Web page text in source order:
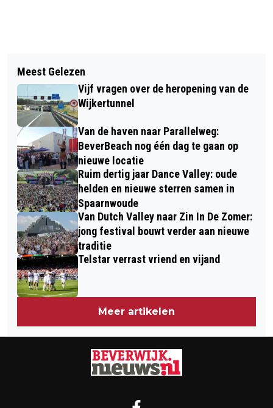
CULTUREEL ZOMERPROGRAMMA
‘ONDER DE PARASOL’ VOOR SENIOREN
IN HEEMSKERK EN BEVERWIJK
PINDA KEES BAANT WEG VOOR LEV'S
DOLFIJNTHERAPIE
Meest Gelezen
Vijf vragen over de heropening van de
Wijkertunnel
Van de haven naar Parallelweg:
BeverBeach nog één dag te gaan op
nieuwe locatie
Ruim dertig jaar Dance Valley: oude
helden en nieuwe sterren samen in
Spaarnwoude
Van Dutch Valley naar Zin In De Zomer:
jong festival bouwt verder aan nieuwe
traditie
Telstar verrast vriend en vijand
Meer artikelen